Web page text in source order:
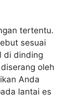
tertentu.
sesuai
di dinding
oleh
Anda
lantai es